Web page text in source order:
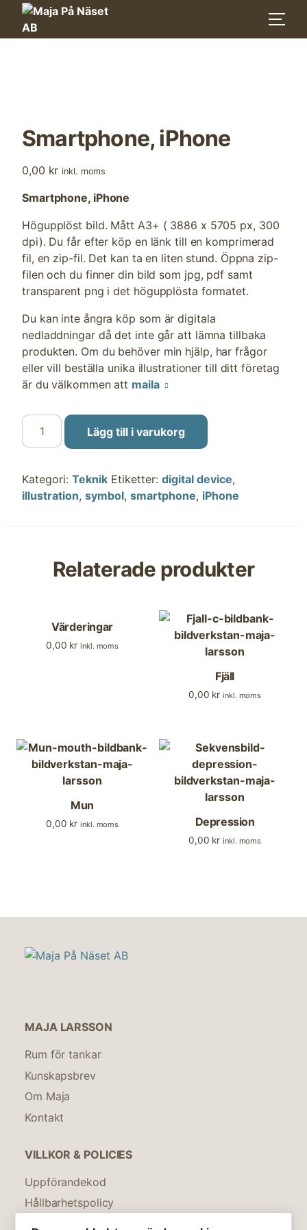
Smartphone, iPhone
0,00 kr inkl. moms
Smartphone, iPhone
Högupplöst bild. Mått A3+ ( 3886 x 5705 px, 300
dpi). Du får efter köp en länk till en komprimerad
fil, en zip-fil. Det kan ta en liten stund. Öppna zip-
filen och du finner din bild som jpg, pdf samt
transparent png i det högupplösta formatet.
Du kan inte ångra köp som är digitala
nedladdningar då det inte går att lämna tillbaka
produkten. Om du behöver min hjälp, har frågor
eller vill beställa unika illustrationer till ditt företag
är du välkommen att maila
Smartphone,
iPhone
Lägg till i varukorg
Kategori: Teknik Etiketter: digital device,
illustration, symbol, smartphone, iPhone
Relaterade produkter
Värderingar
0,00 kr inkl. moms
Fjäll
0,00 kr inkl. moms
Mun
0,00 kr inkl. moms Depression
0,00 kr inkl. moms
MAJA LARSSON
Rum för tankar
Kunskapsbrev
Om Maja
Kontakt
VILLKOR & POLICIES
Uppförandekod
Hållbarhetspolicy